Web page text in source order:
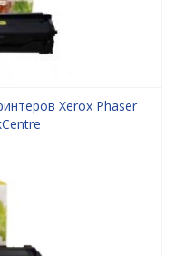
Xerox Phaser